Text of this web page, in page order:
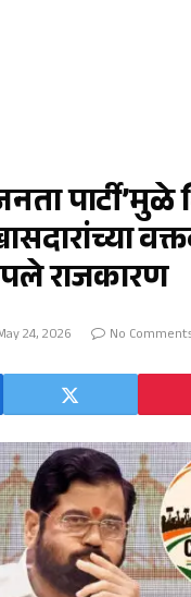
राजकारण
24, 2026 No